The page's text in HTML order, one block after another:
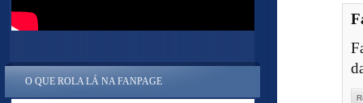
O QUE ROLA LÁ NA FANPAGE